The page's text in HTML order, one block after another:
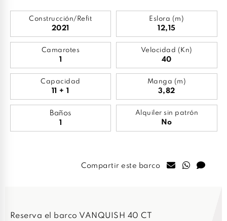
Construcción/Refit
2021
Eslora (m)
12,15
Camarotes
1
Velocidad (Kn)
40
Capacidad
11 + 1
Manga (m)
3,82
Baños
1
Alquiler sin patrón
No
Compartir este barco
Reserva el barco VANQUISH 40 CT